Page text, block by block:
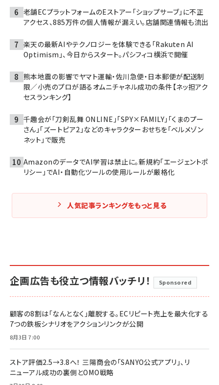
老舗ECプラットフォームのEストアー「ショップサーブ」に不正
アクセス、885万件の個人情報が漏えい。店舗関連情報も流出
楽天の最新AIやテクノロジーを体験できる「Rakuten AI
Optimism」、今日からスタート。パシフィコ横浜で開催
熊本地震の影響でヤマト運輸・佐川急便・日本郵便が配送制
限／小売のプロが語るオムニチャネル成功の条件【ネッ担アク
セスランキング】
千趣会が「刀剣乱舞 ONLINE」「SPY×FAMILY」「くまのプー
さん」「ズートピア2」などのキャラクターおせちを「ベルメゾン
ネット」で販売
AmazonのデータでAI学習は禁止に。新規約「エージェントポ
リシー」でAI・自動化ツールの使用ルールが厳格化
人気記事ランキングをもっと見る
企画広告も役立つ情報バッチリ！ Sponsored
顧客の8割は「なんとなく」離脱する。ECリピート売上を最大化する
7つの鉄板シナリオをアクションリンクが公開
8月3日 7:00
ストア評価2.5→3.8へ！ 三陽商会の「SANYO公式アプリ」、リ
ニューアル成功の裏側とOMO戦略